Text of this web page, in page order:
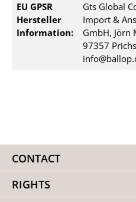
EU GPSR
Hersteller
Information:
Gts Global
Import &
GmbH, Jörn
97357
CONTACT
RIGHTS